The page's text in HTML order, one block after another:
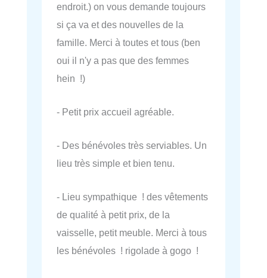
endroit.) on vous demande toujours
si ça va et des nouvelles de la
famille. Merci à toutes et tous (ben
oui il n'y a pas que des femmes
hein !)
- Petit prix accueil agréable.
- Des bénévoles très serviables. Un
lieu très simple et bien tenu.
- Lieu sympathique ! des vêtements
de qualité à petit prix, de la
vaisselle, petit meuble. Merci à tous
les bénévoles ! rigolade à gogo !